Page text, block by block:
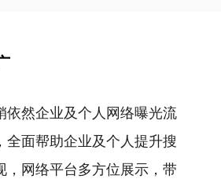
依然企业及个人网络曝光流
全面帮助企业及个人提升搜
，网络平台多方位展示，带